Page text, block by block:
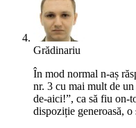
Grădinariu
În mod normal n-aș
nr. 3 cu mai mult de
de-aici!”, ca să fiu on-
dispoziție generoasă,